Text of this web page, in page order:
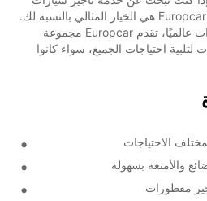
ممتازة في هذه المنطقة، فإن Europcar هي الخيار المثالي بالنسبة لك.
كمنصة رائدة في تأجير السيارات عالميًا، تقدم Europcar مجموعة
احتياجات الجميع، سواء كانوا
الاحتياجات
والأمتعة بسهولة
مقطورات